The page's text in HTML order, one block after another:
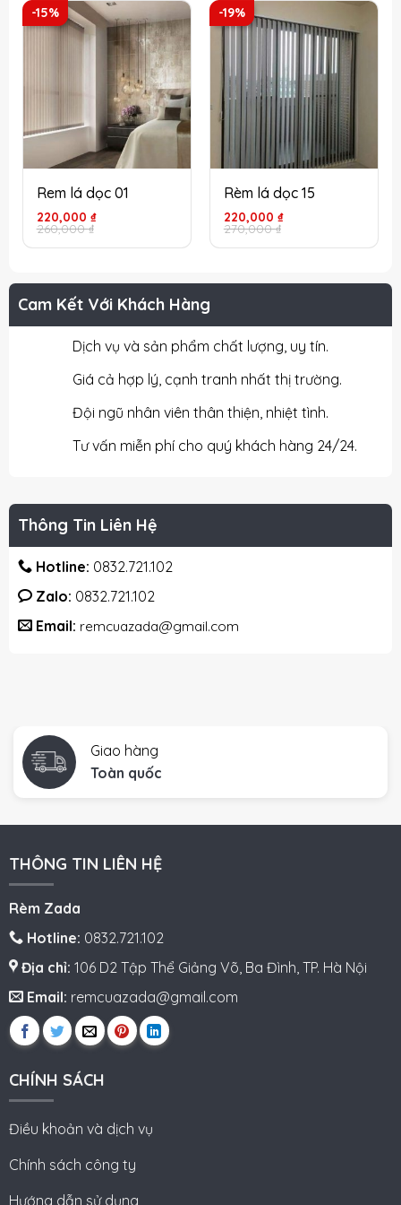
Cam Kết Với Khách Hàng
Dịch vụ và sản phẩm chất lượng, uy tín.
Giá cả hợp lý, cạnh tranh nhất thị trường.
Đội ngũ nhân viên thân thiện, nhiệt tình.
Tư vấn miễn phí cho quý khách hàng 24/24.
Thông Tin Liên Hệ
Hotline: 0832.721.102
Zalo: 0832.721.102
Email: remcuazada@gmail.com
-15%
Rem lá dọc 01
260,000₫
Giá
gốc
260,000 ₫.
220,000 ₫
Giá
hiện
là:
-19%
Rèm lá dọc 15
270,000₫
Giá
gốc
270,000 ₫.
220,000 ₫
Giá
hiện
là:
Giao hàng
Toàn quốc
THÔNG TIN LIÊN HỆ
Rèm Zada
Hotline: 0832.721.102
Địa chỉ: 106 D2 Tập Thể Giảng Võ, Ba Đình, TP. Hà Nội
Email: remcuazada@gmail.com
CHÍNH SÁCH
Điều khoản và dịch vụ
Chính sách công ty
Hướng dẫn sử dụng